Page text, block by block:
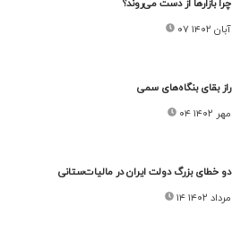
چرا بازارها از دست می‌روند؟
۰۷ آبان ۱۴۰۲
راز بقای بنگاه‌های سمی
۰۴ مهر ۱۴۰۲
دو خطای بزرگ دولت ایران در مالیات‌ستانی
۱۴ مرداد ۱۴۰۲